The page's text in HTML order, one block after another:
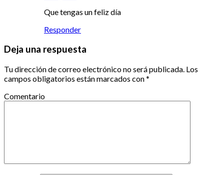
Que tengas un feliz día
Responder
Deja una respuesta
Tu dirección de correo electrónico no será publicada. Los
campos obligatorios están marcados con*
Comentario